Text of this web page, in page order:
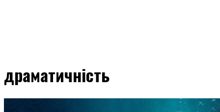
драматичність